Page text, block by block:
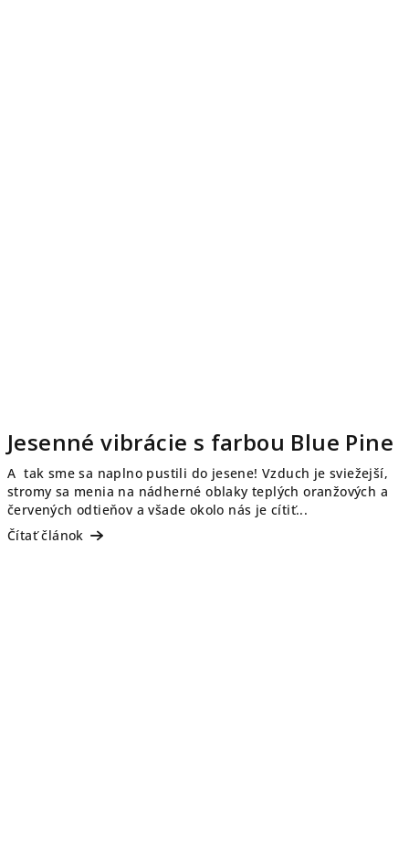
Jesenné vibrácie s farbou Blue Pine
A tak sme sa naplno pustili do jesene! Vzduch je sviežejší,
stromy sa menia na nádherné oblaky teplých oranžových a
červených odtieňov a všade okolo nás je cítiť...
Čítať článok